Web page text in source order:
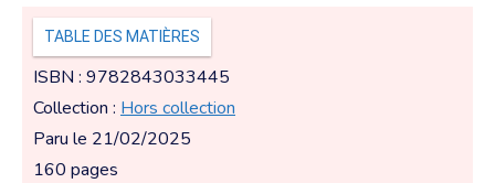
TABLE DES MATIÈRES
ISBN : 9782843033445
Collection : Hors collection
Paru le 21/02/2025
160 pages